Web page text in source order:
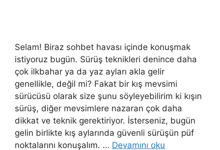
Selam! Biraz sohbet havası içinde konuşmak
istiyoruz bugün. Sürüş teknikleri denince daha
çok ilkbahar ya da yaz ayları akla gelir
genellikle, değil mi? Fakat bir kış mevsimi
sürücüsü olarak size şunu söyleyebilirim ki kışın
sürüş, diğer mevsimlere nazaran çok daha
dikkat ve teknik gerektiriyor. İsterseniz, bugün
gelin birlikte kış aylarında güvenli sürüşün püf
noktalarını konuşalım. … Devamını oku